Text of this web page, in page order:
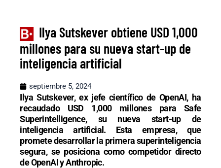
Ilya Sutskever obtiene USD 1,000
millones para su nueva start-up de
inteligencia artificial
septiembre 5, 2024
Ilya Sutskever, ex jefe científico de OpenAI, ha
recaudado USD 1,000 millones para Safe
Superintelligence, su nueva start-up de
inteligencia artificial. Esta empresa, que
promete desarrollar la primera superinteligencia
segura, se posiciona como competidor directo
de OpenAI y Anthropic.